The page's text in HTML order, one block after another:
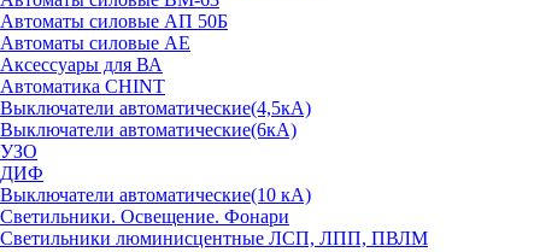
Автоматы силовые АП 50Б
Автоматы силовые АЕ
Аксессуары для ВА
Автоматика CHINT
Выключатели автоматические(4,5кА)
Выключатели автоматические(6кА)
УЗО
ДИФ
Выключатели автоматические(10 кА)
Светильники. Освещение. Фонари
Светильники люминисцентные ЛСП, ЛПП, ПВЛМ